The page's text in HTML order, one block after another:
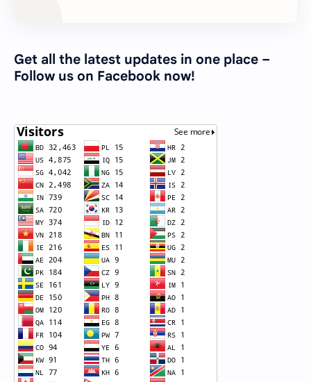
Get all the latest updates in one place –
Follow us on Facebook now!